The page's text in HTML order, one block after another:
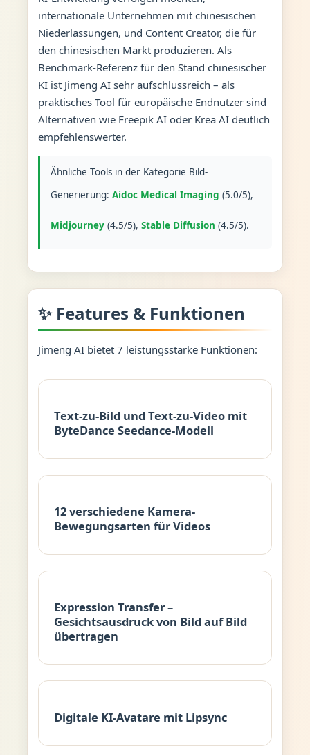
internationale Unternehmen mit chinesischen
Niederlassungen, und Content Creator, die für
den chinesischen Markt produzieren. Als
Benchmark-Referenz für den Stand chinesischer
KI ist Jimeng AI sehr aufschlussreich – als
praktisches Tool für europäische Endnutzer sind
Alternativen wie Freepik AI oder Krea AI deutlich
empfehlenswerter.
Ähnliche Tools in der Kategorie Bild-
Generierung: Aidoc Medical Imaging (5.0/5),
Midjourney(4.5/5), Stable Diffusion (4.5/5).
✨ Features & Funktionen
Jimeng AI bietet 7 leistungsstarke Funktionen:
Text-zu-Bild und Text-zu-Video mit
ByteDance Seedance-Modell
12 verschiedene Kamera-
Bewegungsarten für Videos
Expression Transfer –
Gesichtsausdruck von Bild auf Bild
übertragen
Digitale KI-Avatare mit Lipsync